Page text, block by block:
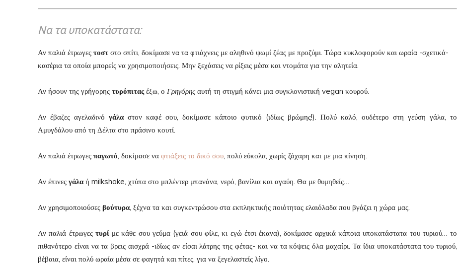
Να τα υποκατάστατα:
Αν παλιά έτρωγες τοστ στο σπίτι, δοκίμασε να τα φτιάχνεις με αληθινό ψωμί ζέας με προζύμι. Τώρα κυκλοφορούν και ωραία -σχετικά-
κασέρια τα οποία μπορείς να χρησιμοποιήσεις. Μην ξεχάσεις να ρίξεις μέσα και ντομάτα για την αλητεία.
Αν ήσουν της γρήγορης τυρόπιταςέξω, ο Γρηγόρης αυτή τη στιγμή κάνει μια συγκλονιστική vegan κουρού.
Αν έβαζες αγελαδινόγάλαστον καφέ σου, δοκίμασε κάποιο φυτικό (ιδίως βρώμης!). Πολύ καλό, ουδέτερο στη γεύση γάλα, το
Αμυγδάλου από τη Δέλτα στο πράσινο κουτί.
Αν παλιά έτρωγες παγωτό , δοκίμασε να φτιάξεις το δικό σου , πολύ εύκολα, χωρίς ζάχαρη και με μια κίνηση.
Αν έπινες γάλαή milkshake, χτύπα στο μπλέντερ μπανάνα, νερό, βανίλια και αγαύη. Θα με θυμηθείς…
Αν χρησιμοποιούσες βούτυρα, ξέχνα τα και συγκεντρώσου στα εκπληκτικής ποιότητας ελαιόλαδα που βγάζει η χώρα μας.
Αν παλιά έτρωγες τυρί με κάθε σου γεύμα (γειά σου φίλε, κι εγώ έτσι έκανα), δοκίμασε αρχικά κάποια υποκατάστατα του τυριού… το
πιθανότερο είναι να τα βρεις αισχρά -ιδίως αν είσαι λάτρης της φέτας- και να τα κόψεις όλα μαχαίρι. Τα ίδια υποκατάστατα του τυριού,
βέβαια, είναι πολύ ωραία μέσα σε φαγητά και πίτες, για να ξεγελαστείς λίγο.